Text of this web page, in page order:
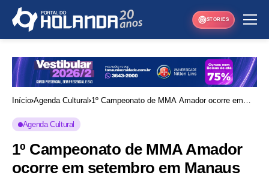
STORIES
Início Agenda Cultural 1º Campeonato de MMA Amador ocorre em
Agenda Cultural
1º Campeonato de MMA Amador
ocorre em setembro em Manaus